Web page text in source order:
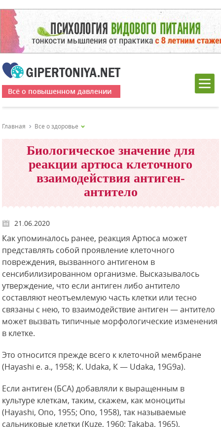
Всё о повышенном давлении
Главная Все о здоровье
Биологическое значение для
реакции артюса клеточного
взаимодействия антиген-
антитело
21.06.2020
Как упоминалось ранее, реакция Артюса может
представлять собой проявление клеточного
повреждения, вызванного антигеном в
сенсибилизированном организме. Высказывалось
утверждение, что если антиген либо антитело
составляют неотъемлемую часть клетки или тесно
связаны с нею, то взаимодействие антиген — антитело
может вызвать типичные морфологические изменения
в клетке.
Это относится прежде всего к клеточной мембране
(Hayashi е. а., 1958; К. Udaka, К — Udaka, 19G9a).
Если антиген (БСА) добавляли к выращенным в
культуре клеткам, таким, скажем, как моноциты
(Hayashi, Опо, 1955; Опо, 1958), так называемые
сальниковые клетки (Kuze, 1960; Takaba, 1965),